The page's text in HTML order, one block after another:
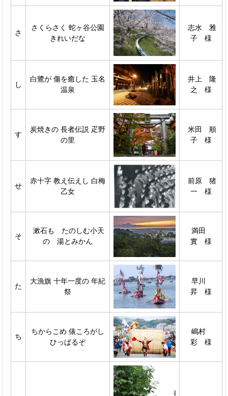
さ
さくらさく 蛇ヶ谷公園
きれいだな
志水 雅
子 様
し
白鷺が 傷を癒した 玉名
温泉
井上 隆
之 様
す
炭焼きの 長者伝説 疋野
の里
米田 順
子 様
せ
赤十字 教え伝えし 白梅
乙女
前原 猪
一 様
そ
漱石も たのしむ小天
の 湯とみかん
満田
實 様
た
大漁旗 十年一度の 年紀
祭
早川
昇 様
ち
ちからこめ 俵ころがし
ひっぱるぞ
嶋村
彩 様